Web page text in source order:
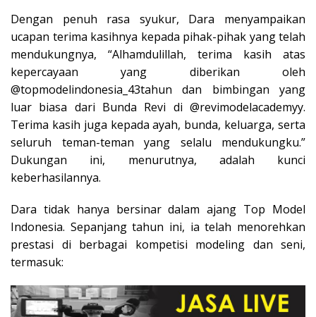
Dengan penuh rasa syukur, Dara menyampaikan
ucapan terima kasihnya kepada pihak-pihak yang telah
mendukungnya, “Alhamdulillah, terima kasih atas
kepercayaan yang diberikan oleh
@topmodelindonesia_43tahun dan bimbingan yang
luar biasa dari Bunda Revi di @revimodelacademyy.
Terima kasih juga kepada ayah, bunda, keluarga, serta
seluruh teman-teman yang selalu mendukungku.”
Dukungan ini, menurutnya, adalah kunci
keberhasilannya.
Dara tidak hanya bersinar dalam ajang Top Model
Indonesia. Sepanjang tahun ini, ia telah menorehkan
prestasi di berbagai kompetisi modeling dan seni,
termasuk: